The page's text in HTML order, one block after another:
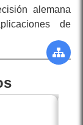
alemana
de